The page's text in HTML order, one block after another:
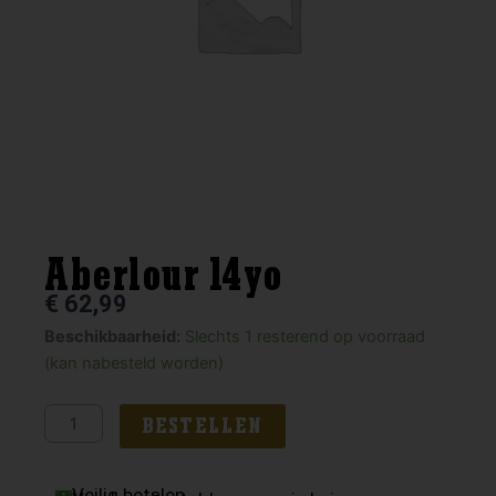
Aberlour 14yo
€ 62,99
Beschikbaarheid: Slechts 1 resterend op voorraad
(kan nabesteld worden)
Aberlour
14yo
BESTELLEN